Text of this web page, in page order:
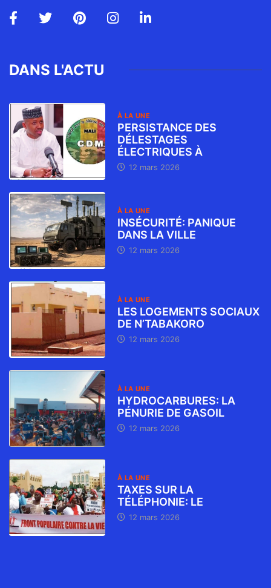
DANS L'ACTU
À LA UNE
PERSISTANCE DES
DÉLESTAGES
ÉLECTRIQUES À
12 mars 2026
À LA UNE
INSÉCURITÉ: PANIQUE
DANS LA VILLE
12 mars 2026
À LA UNE
LES LOGEMENTS SOCIAUX
DE N’TABAKORO
12 mars 2026
À LA UNE
HYDROCARBURES: LA
PÉNURIE DE GASOIL
12 mars 2026
À LA UNE
TAXES SUR LA
TÉLÉPHONIE: LE
12 mars 2026